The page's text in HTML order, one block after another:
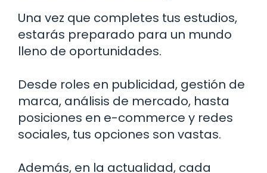
Una vez que completes tus estudios,
estarás preparado para un mundo
lleno de oportunidades.
Desde roles en publicidad, gestión de
marca, análisis de mercado, hasta
posiciones en e-commerce y redes
sociales, tus opciones son vastas.
Además, en la actualidad, cada